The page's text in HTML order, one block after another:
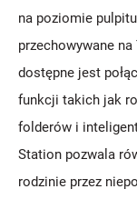
na poziomie
przechowywane
dostępne jest
funkcji takich jak
folderów i
Station pozwala
rodzinie przez